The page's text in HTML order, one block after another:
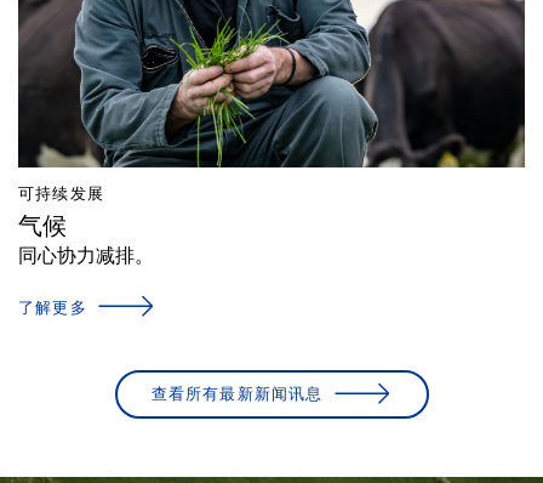
可持续发展
气候
同心协力减排。
了解更多
查看所有最新新闻讯息